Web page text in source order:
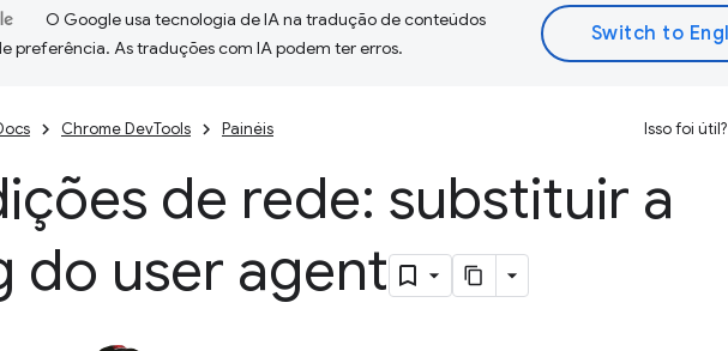
O Google usa tecnologia de IA na tradução de conteúdos
preferência. As traduções com IA podem ter erros.
Chrome DevTools Painéis Isso foi útil?
de rede: substituir a
do user agent